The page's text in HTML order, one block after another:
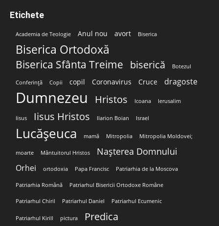
Etichete
Academia de Teologie Anul nou avort Biserica
Biserica Ortodoxă
Biserica Sfânta Treime biserică Botezul
Conferință Copii copil Coronavirus Cruce dragoste
Dumnezeu Hristos Icoana Ierusalim
Iisus Iisus Hristos Ilarion Boian Israel
Lucășeuca mamă Mitropolia Mitropolia Moldovei;
moarte Mântuitorul Hristos Nașterea Domnului
Orhei ortodoxia Papa Francisc Patriarhia de la Moscova
Patriarhia Română Patriarhul Bisericii Ortodoxe Române
Patriarhul Chiril Patriarhul Daniel Patriarhul Ecumenic
Patriarhul Kirill pictura Predica